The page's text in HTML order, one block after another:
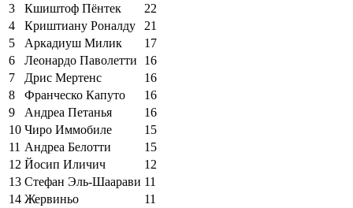
3
Кшиштоф Пёнтек
22
4
Криштиану Роналду
21
5
Аркадиуш Милик
17
6
Леонардо Паволетти
16
7
Дрис Мертенс
16
8
Франческо Капуто
16
9
Андреа Петанья
16
10 Чиро Иммобиле
15
11 Андреа Белотти
15
12 Йосип Иличич
12
13 Стефан Эль-Шаарави 11
14 Жервиньо
11